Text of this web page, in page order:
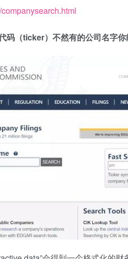
（ticker）不然有的公司名字你